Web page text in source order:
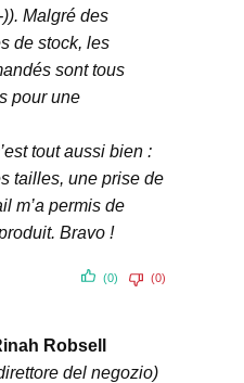
Malgré des
de stock, les
sont tous
pour une
tout aussi bien :
tailles, une prise de
m’a permis de
Bravo !
(0) (0)
Robsell
del negozio)